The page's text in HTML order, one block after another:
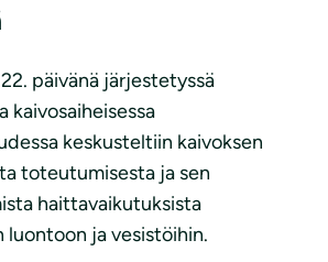
päivänä järjestetyssä
kaivosaiheisessa
keskusteltiin kaivoksen
toteutumisesta ja sen
haittavaikutuksista
luontoon ja vesistöihin.